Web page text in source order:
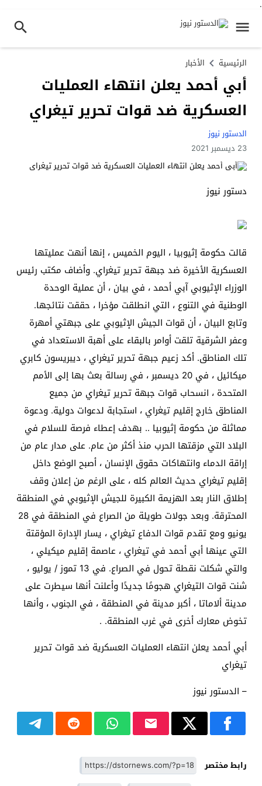
.
الرئيسية الأخبار
أبي أحمد يعلن انتهاء العمليات
العسكرية ضد قوات تحرير تيغراي
الدستور نيوز
23 ديسمبر 2021
دستور نيوز
قالت حكومة إثيوبيا ، اليوم الخميس ، إنها أنهت عمليتها
العسكرية الأخيرة ضد جبهة تحرير تيغراي. وأضاف مكتب رئيس
الوزراء الإثيوبي آبي أحمد ، في بيان ، أن عملية الوحدة
الوطنية في التنوع ، التي انطلقت مؤخرا ، حققت نتائجها.
وتابع البيان ، أن قوات الجيش الإثيوبي على جبهتي أمهرة
وعفر الشرقية تلقت أوامر بالبقاء على أهبة الاستعداد في
تلك المناطق. أكد زعيم جبهة تحرير تيغراي ، ديبريسون كابري
ميكائيل ، في 20 ديسمبر ، في رسالة بعث بها إلى الأمم
المتحدة ، انسحاب قوات جبهة تحرير تيغراي من جميع
المناطق خارج إقليم تيغراي ، استجابة لدعوات دولية. ودعوة
مماثلة من حكومة إثيوبيا .. بهدف إعطاء فرصة للسلام في
البلاد التي مزقتها الحرب منذ أكثر من عام. على مدار عام من
إراقة الدماء وانتهاكات حقوق الإنسان ، أصبح الوضع داخل
إقليم تيغراي حديث العالم كله ، على الرغم من إعلان وقف
إطلاق النار بعد الهزيمة الكبيرة للجيش الإثيوبي في المنطقة
المحترقة. وبعد جولات طويلة من الصراع في المنطقة في 28
يونيو ومع تقدم قوات الدفاع تيغراي ، يسار الإدارة المؤقتة
التي عينها أبي أحمد في تيغراي ، عاصمة إقليم ميكيلي ،
والتي شكلت نقطة تحول في الصراع. في 13 تموز / يوليو ،
شنت قوات التيغراي هجومًا جديدًا وأعلنت أنها سيطرت على
مدينة ألاماتا ، أكبر مدينة في المنطقة ، في الجنوب ، وأنها
تخوض معارك أخرى في غرب المنطقة. .
أبي أحمد يعلن انتهاء العمليات العسكرية ضد قوات تحرير
تيغراي
– الدستور نيوز
رابط مختصر